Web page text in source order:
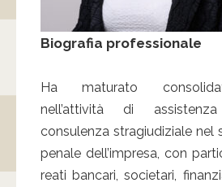
Biografia professionale
Ha maturato
nell’attività di
consulenza stragiudiziale nel
penale dell’impresa, con
reati bancari, societari,